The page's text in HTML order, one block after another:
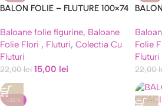
BALON FOLIE – FLUTURE 100×74
Baloane folie figurine, Baloane
Folie Flori , Fluturi, Colectia Cu
Fluturi
22,00lei 15,00 lei
Folie
Fluturi
22,00
-32%